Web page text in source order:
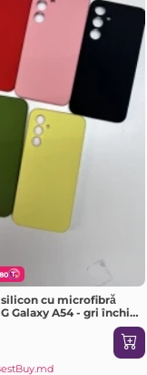
silicon cu microfibră
Galaxy A54 - gri închis